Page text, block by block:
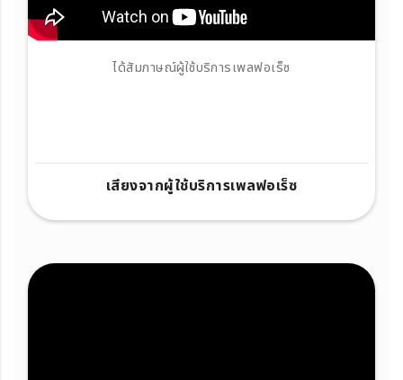
ได้สัมภาษณ์ผู้ใช้บริการเพลฟอเร็ซ
เสียงจากผู้ใช้บริการเพลฟอเร็ซ